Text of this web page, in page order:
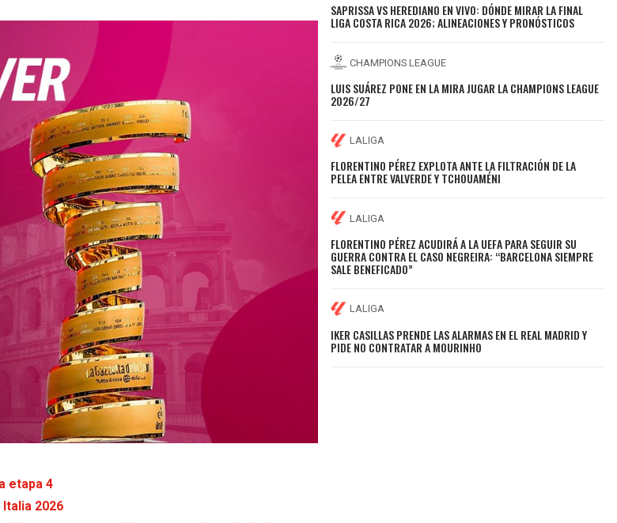
etapa 4
2026
SAPRISSA VS HEREDIANO EN VIVO: DÓNDE MIRAR LA FINAL
LIGA COSTA RICA 2026; ALINEACIONES Y PRONÓSTICOS
CHAMPIONS LEAGUE
LUIS SUÁREZ PONE EN LA MIRA JUGAR LA CHAMPIONS LEAGUE
2026/27
LALIGA
FLORENTINO PÉREZ EXPLOTA ANTE LA FILTRACIÓN DE LA
PELEA ENTRE VALVERDE Y TCHOUAMÉNI
LALIGA
FLORENTINO PÉREZ ACUDIRÁ A LA UEFA PARA SEGUIR SU
GUERRA CONTRA EL CASO NEGREIRA: “BARCELONA SIEMPRE
SALE BENEFICADO”
LALIGA
IKER CASILLAS PRENDE LAS ALARMAS EN EL REAL MADRID Y
PIDE NO CONTRATAR A MOURINHO